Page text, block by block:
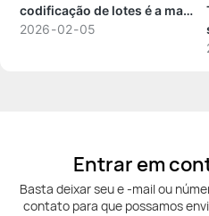
codificação de lotes é a mais
adequada para o seu
2026 02 05
Entrar em
Basta deixar seu e -mail ou
contato para que possamos